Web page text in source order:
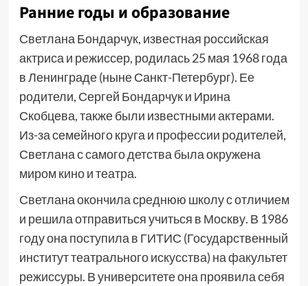
Ранние годы и образование
Светлана Бондарчук, известная российская
актриса и режиссер, родилась 25 мая 1968 года
в Ленинграде (ныне Санкт-Петербург). Ее
родители, Сергей Бондарчук и Ирина
Скобцева, также были известными актерами.
Из-за семейного круга и профессии родителей,
Светлана с самого детства была окружена
миром кино и театра.
Светлана окончила среднюю школу с отличием
и решила отправиться учиться в Москву. В 1986
году она поступила в ГИТИС (Государственный
институт театрального искусства) на факультет
режиссуры. В университете она проявила себя